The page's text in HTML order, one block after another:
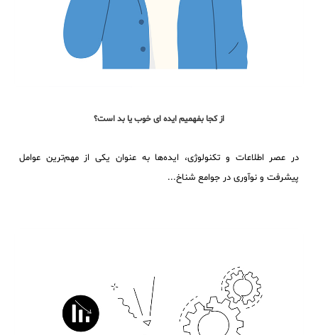
از کجا بفهمیم ایده ای خوب یا بد است؟
در عصر اطلاعات و تکنولوژی، ایده‌ها به عنوان یکی از مهم‌ترین عوامل
پیشرفت و نوآوری در جوامع شناخ...